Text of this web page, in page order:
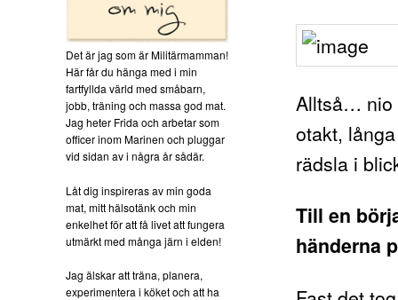
Alltså… nio
otakt,
rädsla i
Till en
händerna
Det är jag som är Militärmamman!
Här får du hänga med i min
fartfyllda värld med småbarn,
jobb, träning och massa god mat.
Jag heter Frida och arbetar som
officer inom Marinen och pluggar
vid sidan av i några år sådär.
Låt dig inspireras av min goda
mat, mitt hälsotänk och min
enkelhet för att få livet att fungera
utmärkt med många järn i elden!
Jag älskar att träna, planera,
experimentera i köket och att ha